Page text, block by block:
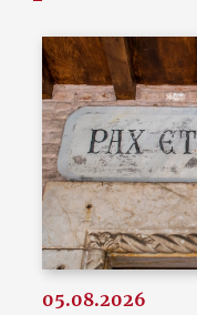
05.08.2026